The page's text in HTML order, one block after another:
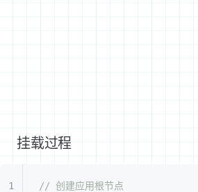
挂载过程
// 创建应用根节点